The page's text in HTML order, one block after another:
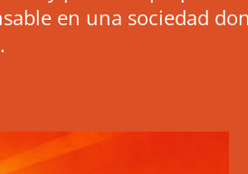
en una sociedad
.